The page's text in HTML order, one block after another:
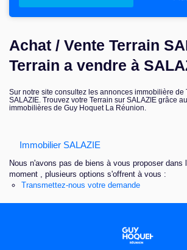
Faire gérer
Nos agences
Achat / Vente Terrain
Terrain a vendre à
Sur notre site consultez les annonces immobilière de
SALAZIE. Trouvez votre Terrain sur SALAZIE grâce
immobilières de Guy Hoquet La Réunion.
Immobilier SALAZIE
Nous n'avons pas de biens à vous proposer dans
moment , plusieurs options s'offrent à vous :
Transmettez-nous votre demande